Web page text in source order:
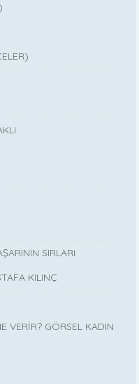
SIRLARI
KILINÇ
VERİR? GÖRSEL KADIN